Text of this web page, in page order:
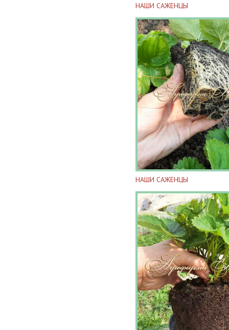
НАШИ САЖЕНЦЫ
НАШИ САЖЕНЦЫ